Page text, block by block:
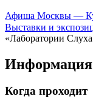
Афиша Москвы —
Выставки и
«Лаборатории
Когда проходит